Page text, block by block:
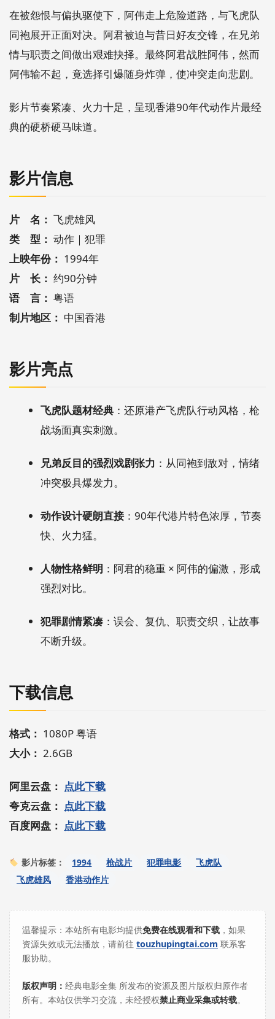
在被怨恨与偏执驱使下，阿伟走上危险道路，与飞虎队
同袍展开正面对决。阿君被迫与昔日好友交锋，在兄弟
情与职责之间做出艰难抉择。最终阿君战胜阿伟，然而
阿伟输不起，竟选择引爆随身炸弹，使冲突走向悲剧。
影片节奏紧凑、火力十足，呈现香港90年代动作片最经
典的硬桥硬马味道。
影片信息
片 名： 飞虎雄风
类 型： 动作｜犯罪
上映年份： 1994年
片 长： 约90分钟
语 言： 粤语
制片地区： 中国香港
影片亮点
飞虎队题材经典 ：还原港产飞虎队行动风格，枪
战场面真实刺激。
兄弟反目的强烈戏剧张力 ：从同袍到敌对，情绪
冲突极具爆发力。
动作设计硬朗直接 ：90年代港片特色浓厚，节奏
快、火力猛。
人物性格鲜明 ：阿君的稳重 × 阿伟的偏激，形成
强烈对比。
犯罪剧情紧凑 ：误会、复仇、职责交织，让故事
不断升级。
下载信息
格式： 1080P 粤语
大小： 2.6GB
阿里云盘： 点此下载
夸克云盘： 点此下载
百度网盘： 点此下载
影片标签： 1994 枪战片 犯罪电影
飞虎队
飞虎雄风
香港动作片
温馨提示：本站所有电影均提供免费在线观看和下载 ，如果
资源失效或无法播放，请前往 touzhupingtai.com 联系客
服协助。
版权声明： 经典电影全集 所发布的资源及图片版权归原作者
所有。本站仅供学习交流，未经授权禁止商业采集或转载。